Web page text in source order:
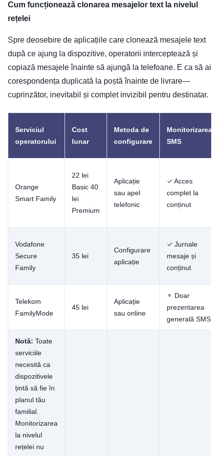
Cum funcționează clonarea mesajelor text la nivelul
rețelei
Spre deosebire de aplicațiile care clonează mesajele text
după ce ajung la dispozitive, operatorii interceptează și
copiază mesajele înainte să ajungă la telefoane. E ca să ai
corespondența duplicată la poștă înainte de livrare—
cuprinzător, inevitabil și complet invizibil pentru destinatar.
Serviciul
operatorului
Cost
lunar
Metoda de
configurare
Monitorizarea
SMS
Orange
Smart Family
22 lei
Basic 40
lei
Premium
Aplicație
sau apel
telefonic
✓ Acces
complet la
conținut
Vodafone
Secure
Family
35 lei
Configurare
aplicație
✓ Jurnale
mesaje și
conținut
Telekom
FamilyMode
45 lei
Aplicație
sau online
⚬ Doar
prezentarea
generală SMS
Notă: Toate
serviciile
necesită ca
dispozitivele
țintă să fie în
planul tău
familial.
Monitorizarea
la nivelul
rețelei nu